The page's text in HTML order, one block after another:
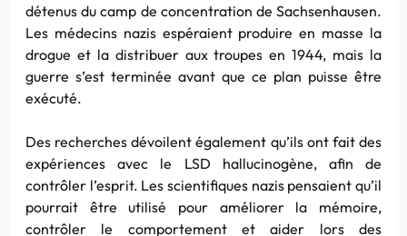
détenus du camp de concentration de Sachsenhausen.
Les médecins nazis espéraient produire en masse la
drogue et la distribuer aux troupes en 1944, mais la
guerre s’est terminée avant que ce plan puisse être
exécuté.
Des recherches dévoilent également qu’ils ont fait des
expériences avec le LSD hallucinogène, afin de
contrôler l’esprit. Les scientifiques nazis pensaient qu’il
pourrait être utilisé pour améliorer la mémoire,
contrôler le comportement et aider lors des